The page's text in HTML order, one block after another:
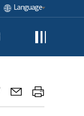
Language